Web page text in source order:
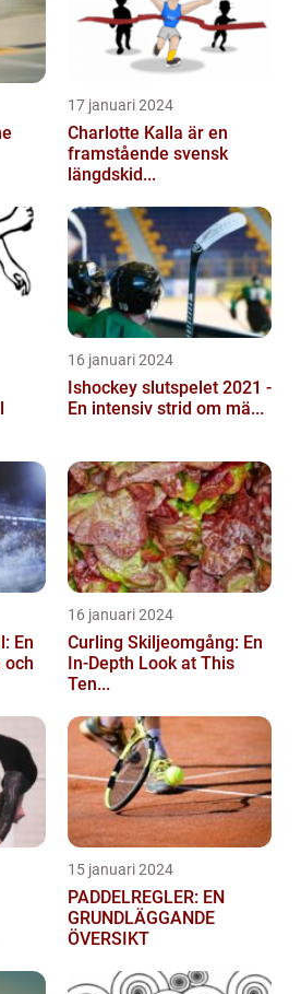
17 januari 2024
Charlotte Kalla är en
framstående svensk
längdskid...
16 januari 2024
Ishockey slutspelet 2021 -
En intensiv strid om mä...
En
och
16 januari 2024
Curling Skiljeomgång: En
In-Depth Look at This
Ten...
15 januari 2024
PADDELREGLER: EN
GRUNDLÄGGANDE
ÖVERSIKT